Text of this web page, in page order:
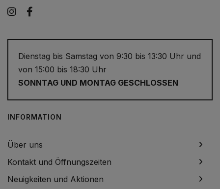
Instagram
Dienstag bis Samstag von 9:30 bis 13:30 Uhr und
von 15:00 bis 18:30 Uhr
SONNTAG UND MONTAG GESCHLOSSEN
INFORMATION
Über uns
Kontakt und Öffnungszeiten
Neuigkeiten und Aktionen